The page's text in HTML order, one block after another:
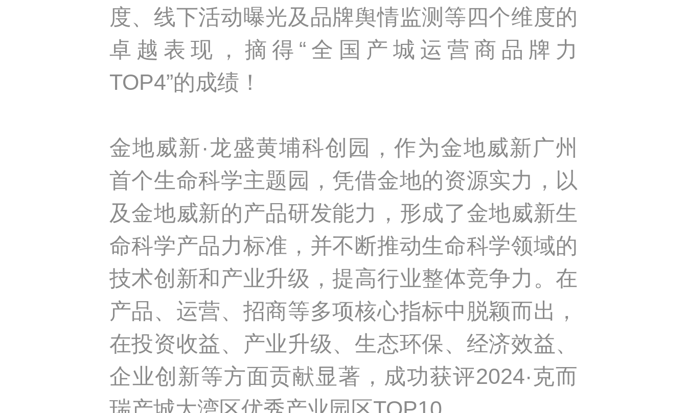
度、线下活动曝光及品牌舆情监测等四个维度的
卓越表现，摘得“全国产城运营商品牌力
TOP4”的成绩！
金地威新·龙盛黄埔科创园，作为金地威新广州
首个生命科学主题园，凭借金地的资源实力，以
及金地威新的产品研发能力，形成了金地威新生
命科学产品力标准，并不断推动生命科学领域的
技术创新和产业升级，提高行业整体竞争力。在
产品、运营、招商等多项核心指标中脱颖而出，
在投资收益、产业升级、生态环保、经济效益、
企业创新等方面贡献显著，成功获评2024·克而